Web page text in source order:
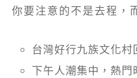
你要注意的不是去程，
台灣好行九族文化村
下午人潮集中，熱門